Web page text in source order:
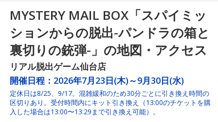
MYSTERY MAIL BOX「スパイミッ
ションからの脱出-パンドラの箱と
裏切りの銃弾-」の地図・アクセス
リアル脱出ゲーム仙台店
開催日程： 2026年7月23日(木)～9月30日(水)
定休日は8/25、9/17。混雑緩和のため30分ごとに引き換え時間の
区切りあり。受付時間内にキット引き換え（13:00のチケットを購
入した場合は13:00〜13:29まで引き換え可能）。